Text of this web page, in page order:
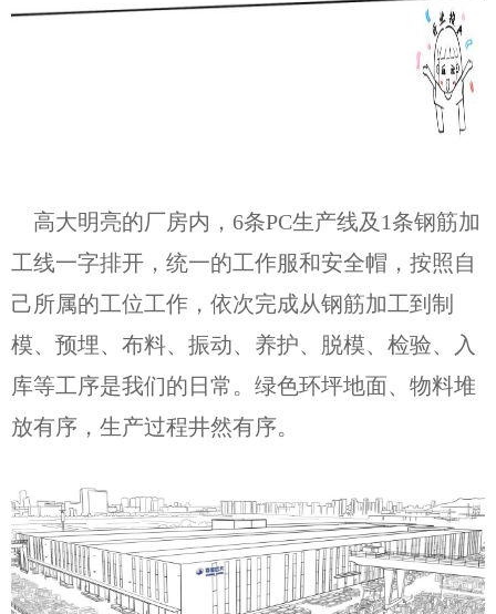
高大明亮的厂房内，6条PC生产线及1条钢筋加
工线一字排开，统一的工作服和安全帽，按照自
己所属的工位工作，依次完成从钢筋加工到制
模、预埋、布料、振动、养护、脱模、检验、入
库等工序是我们的日常。绿色环坪地面、物料堆
放有序，生产过程井然有序。